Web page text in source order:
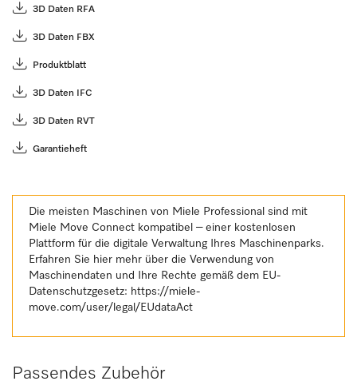
3D Daten RFA
3D Daten FBX
Produktblatt
3D Daten IFC
3D Daten RVT
Garantieheft
Die meisten Maschinen von Miele Professional sind mit
Miele Move Connect kompatibel – einer kostenlosen
Plattform für die digitale Verwaltung Ihres Maschinenparks.
Erfahren Sie hier mehr über die Verwendung von
Maschinendaten und Ihre Rechte gemäß dem EU-
Datenschutzgesetz: https://miele-
move.com/user/legal/EUdataAct
Passendes Zubehör